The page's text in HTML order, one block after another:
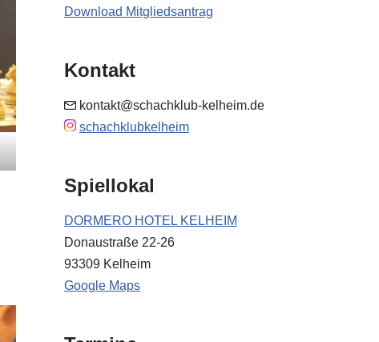
Download Mitgliedsantrag
Kontakt
kontakt@schachklub-kelheim.de
schachklubkelheim
Spiellokal
DORMERO HOTEL KELHEIM
Donaustraße 22-26
93309 Kelheim
Google Maps